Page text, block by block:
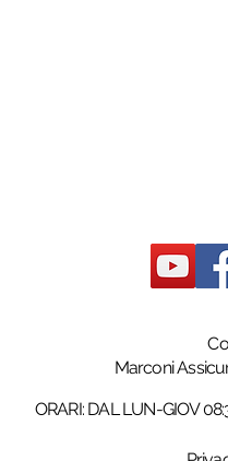
Marconi
ORARI: DAL LUN-GIOV